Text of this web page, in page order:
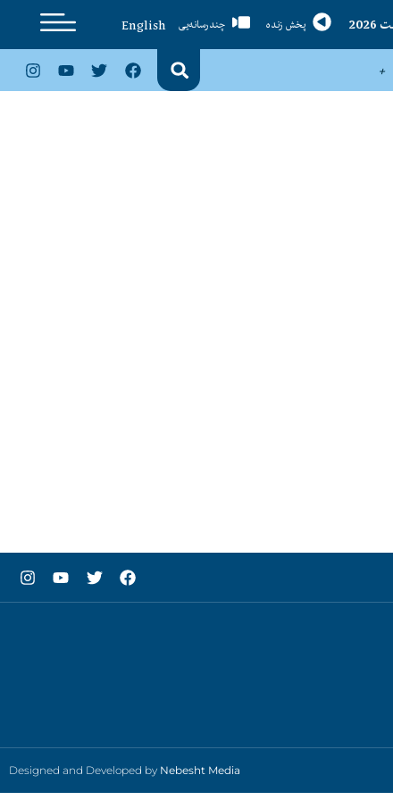
پخش زنده چندرسانه‌یی
English
Designed and Developed by Nebesht Media